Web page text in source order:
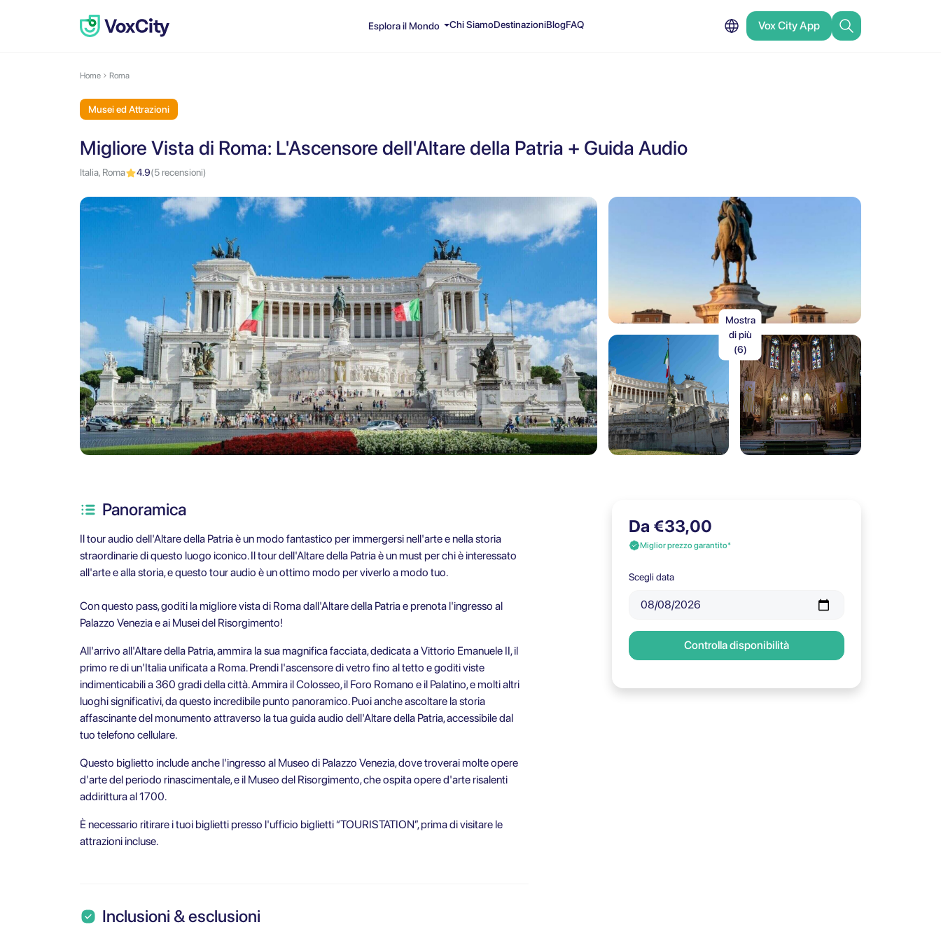
Esplora il Mondo Chi SiamoDestinazioniBlogFAQ Vox City App
Home Roma
Musei ed Attrazioni
Migliore Vista di Roma: L'Ascensore dell'Altare della Patria + Guida Audio
Italia, Roma 4.9(5 recensioni)
Mostra
di più
(6)
Da €33,00
Miglior prezzo garantito*
Scegli data
Controlla disponibilità
Panoramica
Il tour audio dell'Altare della Patria è un modo fantastico per immergersi nell'arte e nella storia
straordinarie di questo luogo iconico. Il tour dell'Altare della Patria è un must per chi è interessato
all'arte e alla storia, e questo tour audio è un ottimo modo per viverlo a modo tuo.
Con questo pass, goditi la migliore vista di Roma dall'Altare della Patria e prenota l'ingresso al
Palazzo Venezia e ai Musei del Risorgimento!
All'arrivo all'Altare della Patria, ammira la sua magnifica facciata, dedicata a Vittorio Emanuele II, il
primo re di un'Italia unificata a Roma. Prendi l'ascensore di vetro fino al tetto e goditi viste
indimenticabili a 360 gradi della città. Ammira il Colosseo, il Foro Romano e il Palatino, e molti altri
luoghi significativi, da questo incredibile punto panoramico. Puoi anche ascoltare la storia
affascinante del monumento attraverso la tua guida audio dell'Altare della Patria, accessibile dal
tuo telefono cellulare.
Questo biglietto include anche l'ingresso al Museo di Palazzo Venezia, dove troverai molte opere
d'arte del periodo rinascimentale, e il Museo del Risorgimento, che ospita opere d'arte risalenti
addirittura al 1700.
È necessario ritirare i tuoi biglietti presso l'ufficio biglietti “TOURISTATION”, prima di visitare le
attrazioni incluse.
Inclusioni & esclusioni